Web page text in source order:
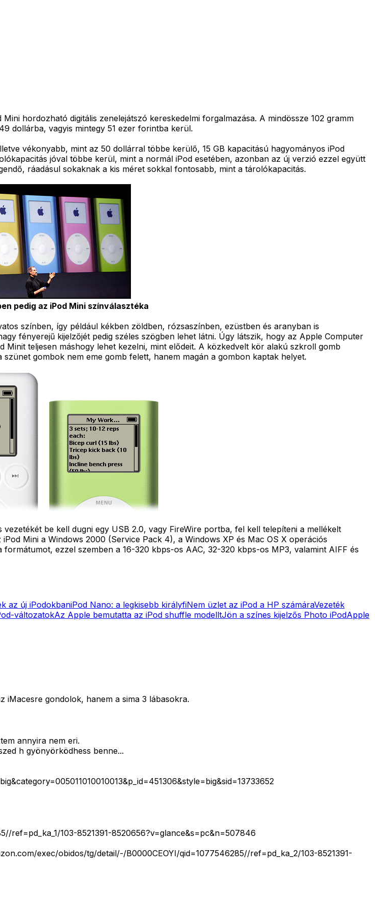
hordozható digitális zenelejátszó kereskedelmi forgalmazása. A mindössze 102 gramm
dollárba, vagyis mintegy 51 ezer forintba kerül.
vékonyabb, mint az 50 dollárral többe kerülő, 15 GB kapacitású hagyományos iPod
jóval többe kerül, mint a normál iPod esetében, azonban az új verzió ezzel együtt
ráadásul sokaknak a kis méret sokkal fontosabb, mint a tárolókapacitás.
pedig az iPod Mini színválasztéka
színben, így például kékben zöldben, rózsaszínben, ezüstben és aranyban is
fényerejű kijelzőjét pedig széles szögben lehet látni. Úgy látszik, hogy az Apple Computer
teljesen máshogy lehet kezelni, mint elődeit. A közkedvelt kör alakú szkroll gomb
gombok nem eme gomb felett, hanem magán a gombon kaptak helyet.
be kell dugni egy USB 2.0, vagy FireWire portba, fel kell telepíteni a mellékelt
Mini a Windows 2000 (Service Pack 4), a Windows XP és Mac OS X operációs
ezzel szemben a 16-320 kbps-os AAC, 32-320 kbps-os MP3, valamint AIFF és
az új iPodokbaniPod Nano: a legkisebb királyfiNem üzlet az iPod a HP számáraVezeték
változatokAz Apple bemutatta az iPod shuffle modelltJön a színes kijelzős Photo iPodApple
iMacesre gondolok, hanem a sima 3 lábasokra.
annyira nem eri.
h gyönyörködhess benne...
ref=pd_ka_1/103-8521391-8520656?v=glance&s=pc&n=507846
exec/obidos/tg/detail/-/B0000CEOYI/qid=1077546285//ref=pd_ka_2/103-8521391-